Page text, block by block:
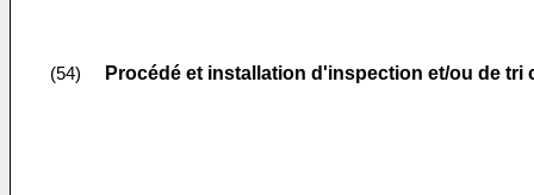
(54) Procédé et installation d'inspection et/ou de